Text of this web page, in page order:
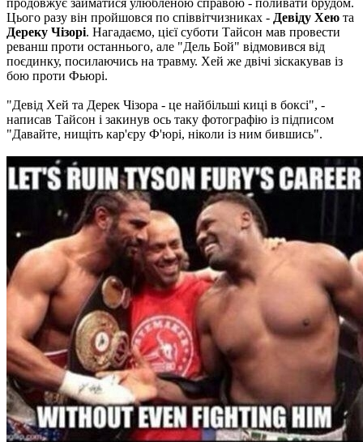
продовжує займатися улюбленою справою - поливати брудом.
Цього разу він пройшовся по співвітчизниках - Девіду Хею та
Дереку Чізорі. Нагадаємо, цієї суботи Тайсон мав провести
реванш проти останнього, але "Дель Бой" відмовився від
поєдинку, посилаючись на травму. Хей же двічі зіскакував із
бою проти Фьюрі.
"Девід Хей та Дерек Чізора - це найбільші киці в боксі", -
написав Тайсон і закинув ось таку фотографію із підписом
"Давайте, нищіть кар'єру Ф'юрі, ніколи із ним бившись".